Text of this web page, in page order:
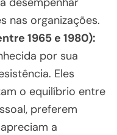
nas organizações.
1965 e 1980):
por sua
Eles
o equilíbrio entre
preferem
a